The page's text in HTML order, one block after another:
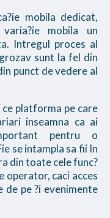
mobila dedicat,
mobila un
Intregul proces al
sunt la fel din
punct de vedere al
ce platforma pe care
inseamna ca ai
pentru o
se intampla sa fii In
din toate cele func?
operator, caci acces
pe ?i evenimente